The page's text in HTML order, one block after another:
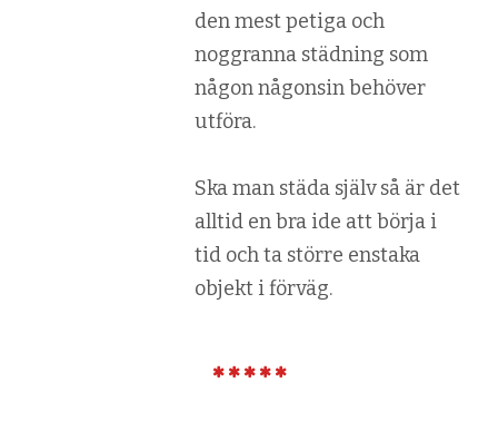
den mest petiga och
noggranna städning som
någon någonsin behöver
utföra.
Ska man städa själv så är det
alltid en bra ide att börja i
tid och ta större enstaka
objekt i förväg.